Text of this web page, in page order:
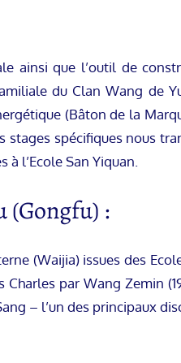
ainsi que l’outil de
du Clan Wang de
(Bâton de la
stages spécifiques nous
à l’Ecole San Yiquan.
(Gongfu) :
(Waijia) issues des
Charles par Wang Zemin
– l’un des principaux